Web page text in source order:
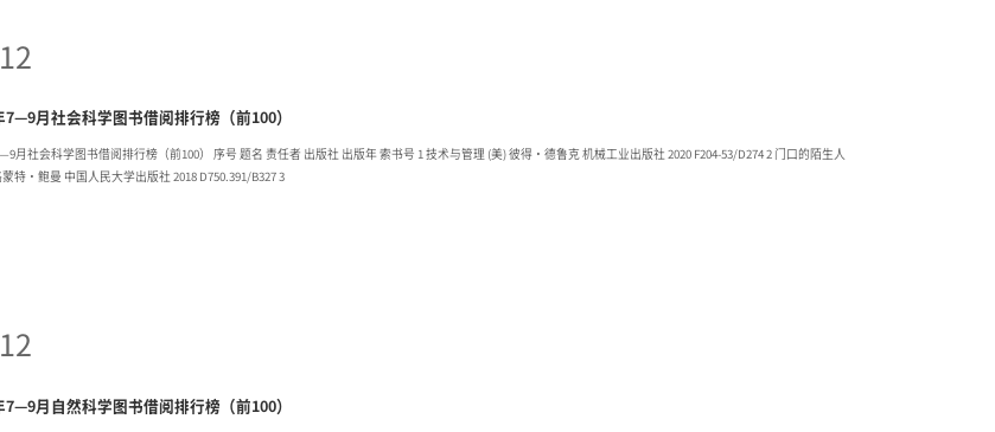
7—9月社会科学图书借阅排行榜（前100）
行榜（前100） 序号 题名 责任者 出版社 出版年 索书号 1 技术与管理 (美) 彼得·德鲁克 机械工业出版社 2020 F204-53/D274 2 门口的陌生人
(英) 齐格蒙特·鲍曼 中国人民大学出版社 2018 D750.391/B327 3
7—9月自然科学图书借阅排行榜（前100）